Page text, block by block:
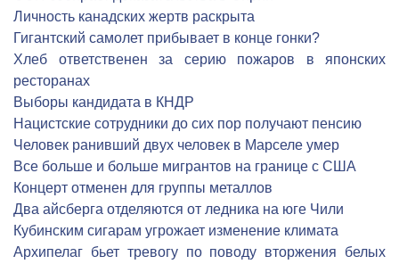
Личность канадских жертв раскрыта
Гигантский самолет прибывает в конце гонки?
Хлеб ответственен за серию пожаров в японских
ресторанах
Выборы кандидата в КНДР
Нацистские сотрудники до сих пор получают пенсию
Человек ранивший двух человек в Марселе умер
Все больше и больше мигрантов на границе с США
Концерт отменен для группы металлов
Два айсберга отделяются от ледника на юге Чили
Кубинским сигарам угрожает изменение климата
Архипелаг бьет тревогу по поводу вторжения белых